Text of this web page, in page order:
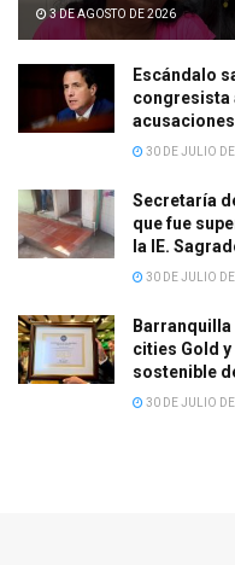
3 DE AGOSTO DE 2026
Escándalo
congresista
30 DE JULIO
Secretaría
que fue
la IE.
30 DE JULIO
cities Gold
sostenible
30 DE JULIO